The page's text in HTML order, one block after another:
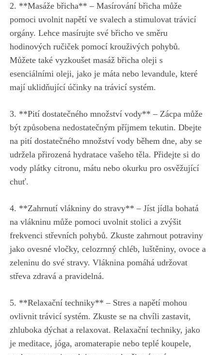
2. **Masáže břicha** – Masírování břicha může
pomoci uvolnit napětí ve svalech a stimulovat trávicí
orgány. Lehce masírujte své břicho ve směru
hodinových ručiček pomocí krouživých pohybů.
Můžete také vyzkoušet masáž břicha oleji s
esenciálními oleji, jako je máta nebo levandule, které
mají uklidňující účinky na trávicí systém.
3. **Pití dostatečného množství vody** – Zácpa může
být způsobena nedostatečným příjmem tekutin. Dbejte
na pití dostatečného množství vody během dne, aby se
udržela přirozená hydratace vašeho těla. Přidejte si do
vody plátky citronu, mátu nebo okurku pro osvěžující
chuť.
4. **Zahrnutí vlákniny do stravy** – Jíst jídla bohatá
na vlákninu může pomoci uvolnit stolici a zvýšit
frekvenci střevních pohybů. Zkuste zahrnout potraviny
jako ovesné vločky, celozrnný chléb, luštěniny, ovoce a
zeleninu do své stravy. Vláknina pomáhá udržovat
střeva zdravá a pravidelná.
5. **Relaxační techniky** – Stres a napětí mohou
ovlivnit trávicí systém. Zkuste se na chvíli zastavit,
zhluboka dýchat a relaxovat. Relaxační techniky, jako
je meditace, jóga, aromaterapie nebo teplé koupele,